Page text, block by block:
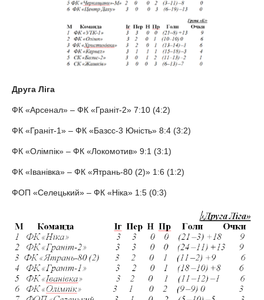
Друга Ліга
ФК «Арсенал» – ФК «Граніт-2» 7:10 (4:2)
ФК «Граніт-1» – ФК «Базсс-3 Юність» 8:4 (3:2)
ФК «Олімпік» – ФК «Локомотив» 9:1 (3:1)
ФК «Іванівка» – ФК «Ятрань-80 (2)» 1:6 (1:2)
ФОП «Селецький» – ФК «Ніка» 1:5 (0:3)